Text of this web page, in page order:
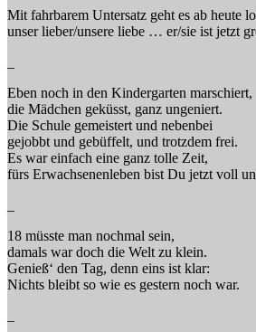
Mit fahrbarem Untersatz geht es ab heute
unser lieber/unsere liebe … er/sie ist jetzt
Eben noch in den Kindergarten marschiert,
die Mädchen geküsst, ganz ungeniert.
Die Schule gemeistert und nebenbei
gejobbt und gebüffelt, und trotzdem frei.
Es war einfach eine ganz tolle Zeit,
fürs Erwachsenenleben bist Du jetzt voll
18 müsste man nochmal sein,
damals war doch die Welt zu klein.
Genieß‘ den Tag, denn eins ist klar:
Nichts bleibt so wie es gestern noch war.